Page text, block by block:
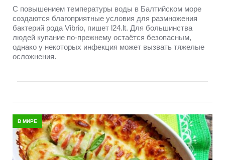
С повышением температуры воды в Балтийском море
создаются благоприятные условия для размножения
бактерий рода Vibrio, пишет l24.lt. Для большинства
людей купание по-прежнему остаётся безопасным,
однако у некоторых инфекция может вызвать тяжелые
осложнения.
В МИРЕ